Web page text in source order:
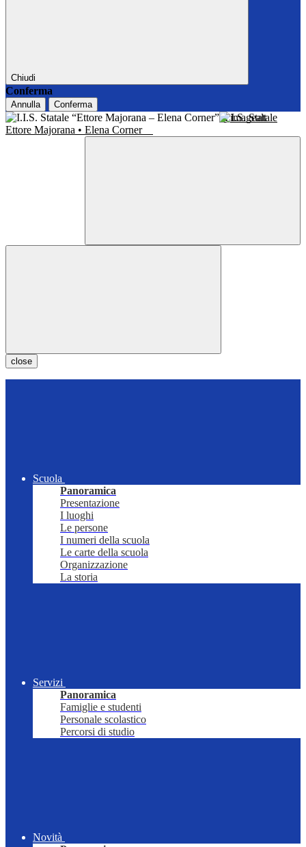
Chiudi
Conferma
Annulla Conferma
I.I.S. Statale
Ettore Majorana • Elena Corner
close
Scuola
Panoramica
Presentazione
I luoghi
Le persone
I numeri della scuola
Le carte della scuola
Organizzazione
La storia
Servizi
Panoramica
Famiglie e studenti
Personale scolastico
Percorsi di studio
Novità